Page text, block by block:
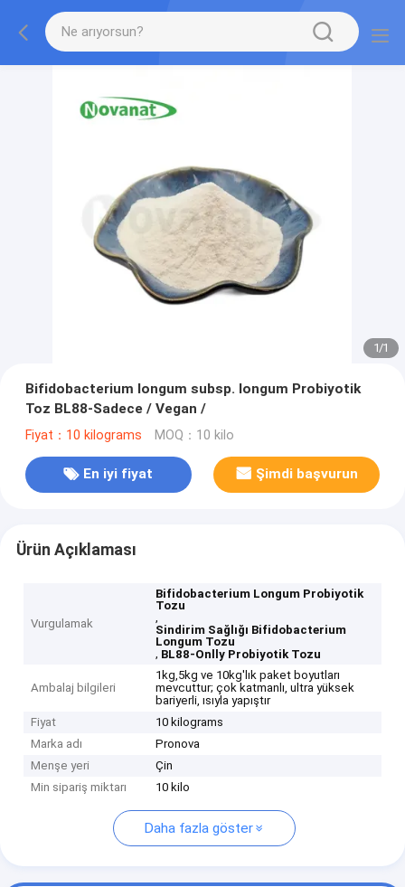
1/1
Bifidobacterium longum subsp. longum Probiyotik
Toz BL88-Sadece / Vegan /
Fiyat：10 kilograms MOQ：10 kilo
En iyi fiyat Şimdi başvurun
Ürün Açıklaması
Vurgulamak
Bifidobacterium Longum Probiyotik
Tozu
,
Sindirim Sağlığı Bifidobacterium
Longum Tozu
, BL88-Onlly Probiyotik Tozu
Ambalaj bilgileri
1kg,5kg ve 10kg'lık paket boyutları
mevcuttur; çok katmanlı, ultra yüksek
bariyerli, ısıyla yapıştır
Fiyat
10 kilograms
Marka adı
Pronova
Menşe yeri
Çin
Min sipariş miktarı
10 kilo
Daha fazla göster